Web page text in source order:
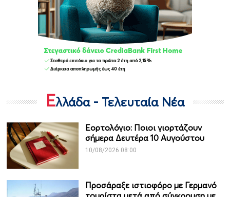
Ελλάδα - Τελευταία Νέα
Εορτολόγιο: Ποιοι γιορτάζουν
σήμερα Δευτέρα 10 Αυγούστου
10/08/2026 08:00
Προσάραξε ιστιοφόρο με Γερμανό